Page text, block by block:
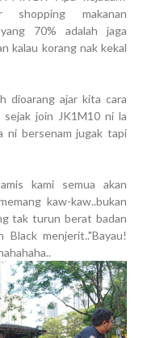
shopping makanan
70% adalah jaga
kalau korang nak kekal
dioarang ajar kita cara
sejak join JK1M10 ni la
ni bersenam jugak tapi
kami semua akan
kaw-kaw..bukan
tak turun berat badan
menjerit.."Bayau!